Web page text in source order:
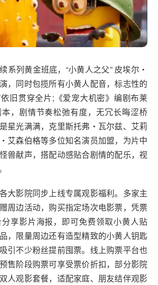
系列黄金班底，“小黄人之父” 皮埃尔・
，同时包揽所有小黄人配音，标志性的
旧贯穿全片;《爱宠大机密》编剧布莱
，剧情节奏松弛有度，无冗长晦涩桥
星光满满，克里斯托弗・瓦尔兹、艾莉
艾森伯格等多位知名演员加盟，为片中
兽献声，搭配动感贴合剧情的配乐，视
大影院同步上线专属观影福利。多家主
周边活动，购买指定场次电影票，凭票
享影片海报，即可免费领取小黄人贴
，限量周边还有造型精致的小黄人钥匙
引不少粉丝提前囤票。线上购票平台也
售阶段购票可享受票价折扣，部分影院
人观影套餐，适配家庭、朋友结伴观影